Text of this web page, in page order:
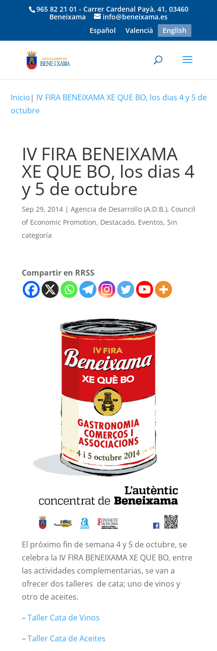
965 82 21 01 - Carrer Cardenal Payà, 41, 03460
Beneixama
info@beneixama.es
Español
Valencià English
Inicio| IV FIRA BENEIXAMA XE QUE BO, los dias 4 y 5 de
octubre
IV FIRA BENEIXAMA
XE QUE BO, los dias 4
y 5 de octubre
Sep 29, 2014| Agencia de Desarrollo (A.D.B.), Council
of Economic Promotion, Destacado, Eventos, Sin
categoría
Compartir en RRSS
El próximo fin de semana 4 y 5 de octubre, se
celebra la IV FIRA BENEIXAMA XE QUE BO, entre
las actividades complementarias, se van a
ofrecer dos talleres de cata; uno de vinos y
otro de aceites.
–Taller Cata de Vinos
–Taller Cata de Aceites